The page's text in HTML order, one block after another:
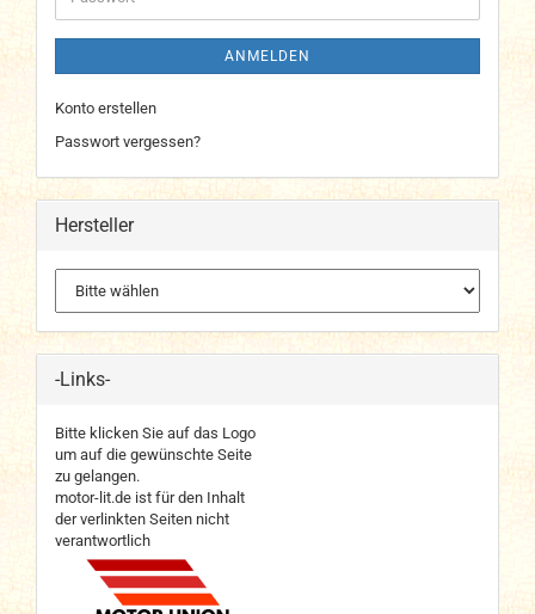
ANMELDEN
Konto erstellen
Passwort vergessen?
Hersteller
-Links-
Bitte klicken Sie auf das Logo
um auf die gewünschte Seite
zu gelangen.
motor-lit.de ist für den Inhalt
der verlinkten Seiten nicht
verantwortlich